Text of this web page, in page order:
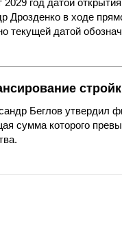
Дрозденко в ходе
текущей датой
Беглов утвердил
сумма которого